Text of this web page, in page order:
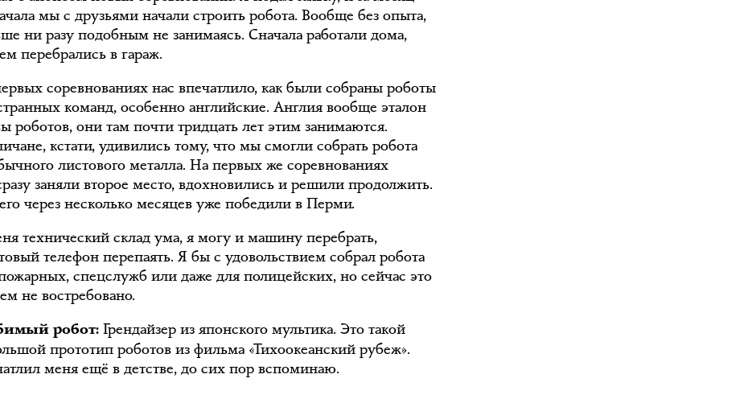
мы с друзьями начали строить робота. Вообще без опыта,
ни разу подобным не занимаясь. Сначала работали дома,
перебрались в гараж.
соревнованиях нас впечатлило, как были собраны роботы
команд, особенно английские. Англия вообще эталон
роботов, они там почти тридцать лет этим занимаются.
кстати, удивились тому, что мы смогли собрать робота
листового металла. На первых же соревнованиях
заняли второе место, вдохновились и решили продолжить.
через несколько месяцев уже победили в Перми.
технический склад ума, я могу и машину перебрать,
телефон перепаять. Я бы с удовольствием собрал робота
спецслужб или даже для полицейских, но сейчас это
не востребовано.
робот: Грендайзер из японского мультика. Это такой
прототип роботов из фильма «Тихоокеанский рубеж».
меня ещё в детстве, до сих пор вспоминаю.